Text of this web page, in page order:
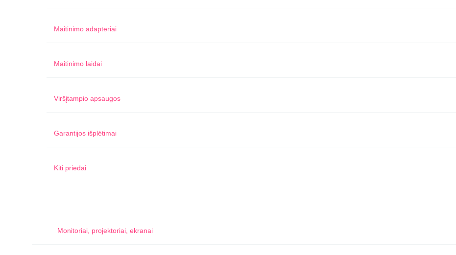
Maitinimo adapteriai
Maitinimo laidai
Viršįtampio apsaugos
Garantijos išplėtimai
Kiti priedai
Monitoriai, projektoriai, ekranai